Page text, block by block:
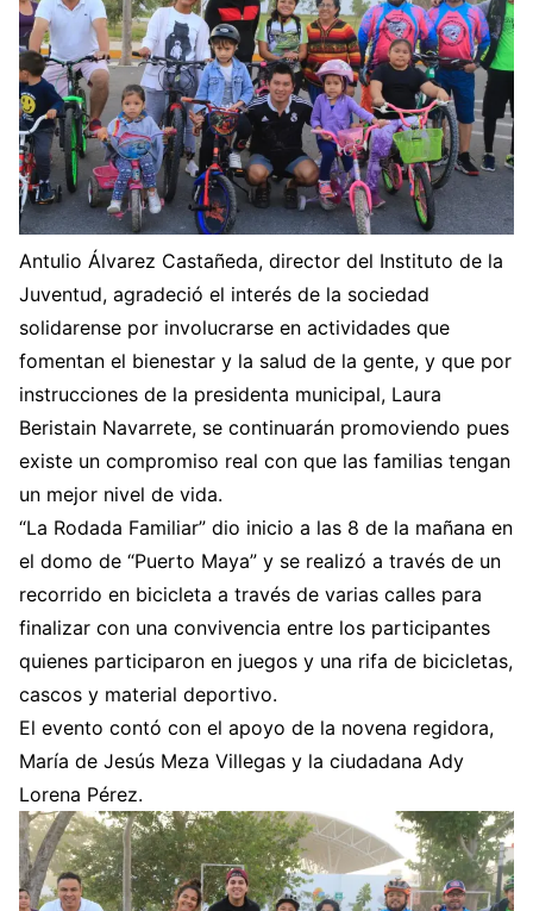
Antulio Álvarez Castañeda, director del Instituto de la
Juventud, agradeció el interés de la sociedad
solidarense por involucrarse en actividades que
fomentan el bienestar y la salud de la gente, y que por
instrucciones de la presidenta municipal, Laura
Beristain Navarrete, se continuarán promoviendo pues
existe un compromiso real con que las familias tengan
un mejor nivel de vida.
“La Rodada Familiar” dio inicio a las 8 de la mañana en
el domo de “Puerto Maya” y se realizó a través de un
recorrido en bicicleta a través de varias calles para
finalizar con una convivencia entre los participantes
quienes participaron en juegos y una rifa de bicicletas,
cascos y material deportivo.
El evento contó con el apoyo de la novena regidora,
María de Jesús Meza Villegas y la ciudadana Ady
Lorena Pérez.